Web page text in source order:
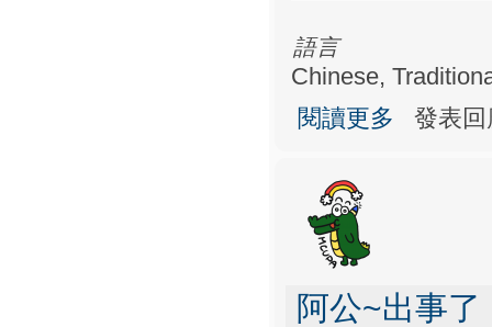
語言
Chinese,
閱讀更多
關於阿公～出
發表
阿公~出事